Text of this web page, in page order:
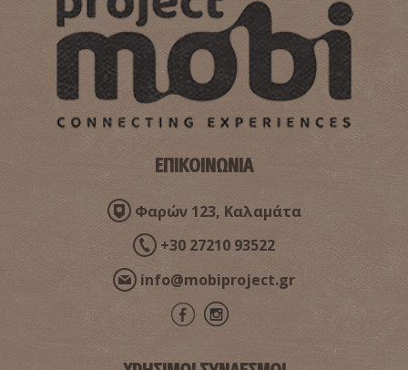
ΕΠΙΚΟΙΝΩΝΙΑ
Φαρών 123, Καλαμάτα
+30 27210 93522
info@mobiproject.gr